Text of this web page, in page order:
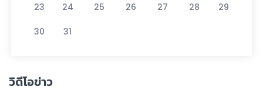
23 24 25 26 27 28 29
30 31
วิดีโอข่าว